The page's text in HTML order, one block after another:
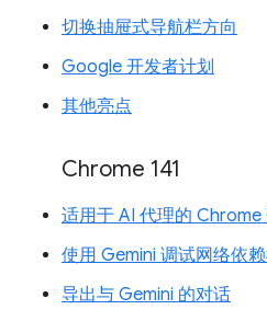
切换抽屉式导航栏方向
Google 开发者计划
其他亮点
Chrome 141
适用于 AI 代理的 Chrome
使用 Gemini 调试网络依
导出与 Gemini 的对话